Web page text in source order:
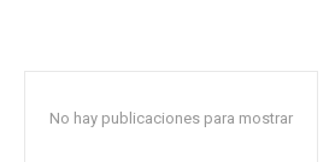
No hay publicaciones para mostrar